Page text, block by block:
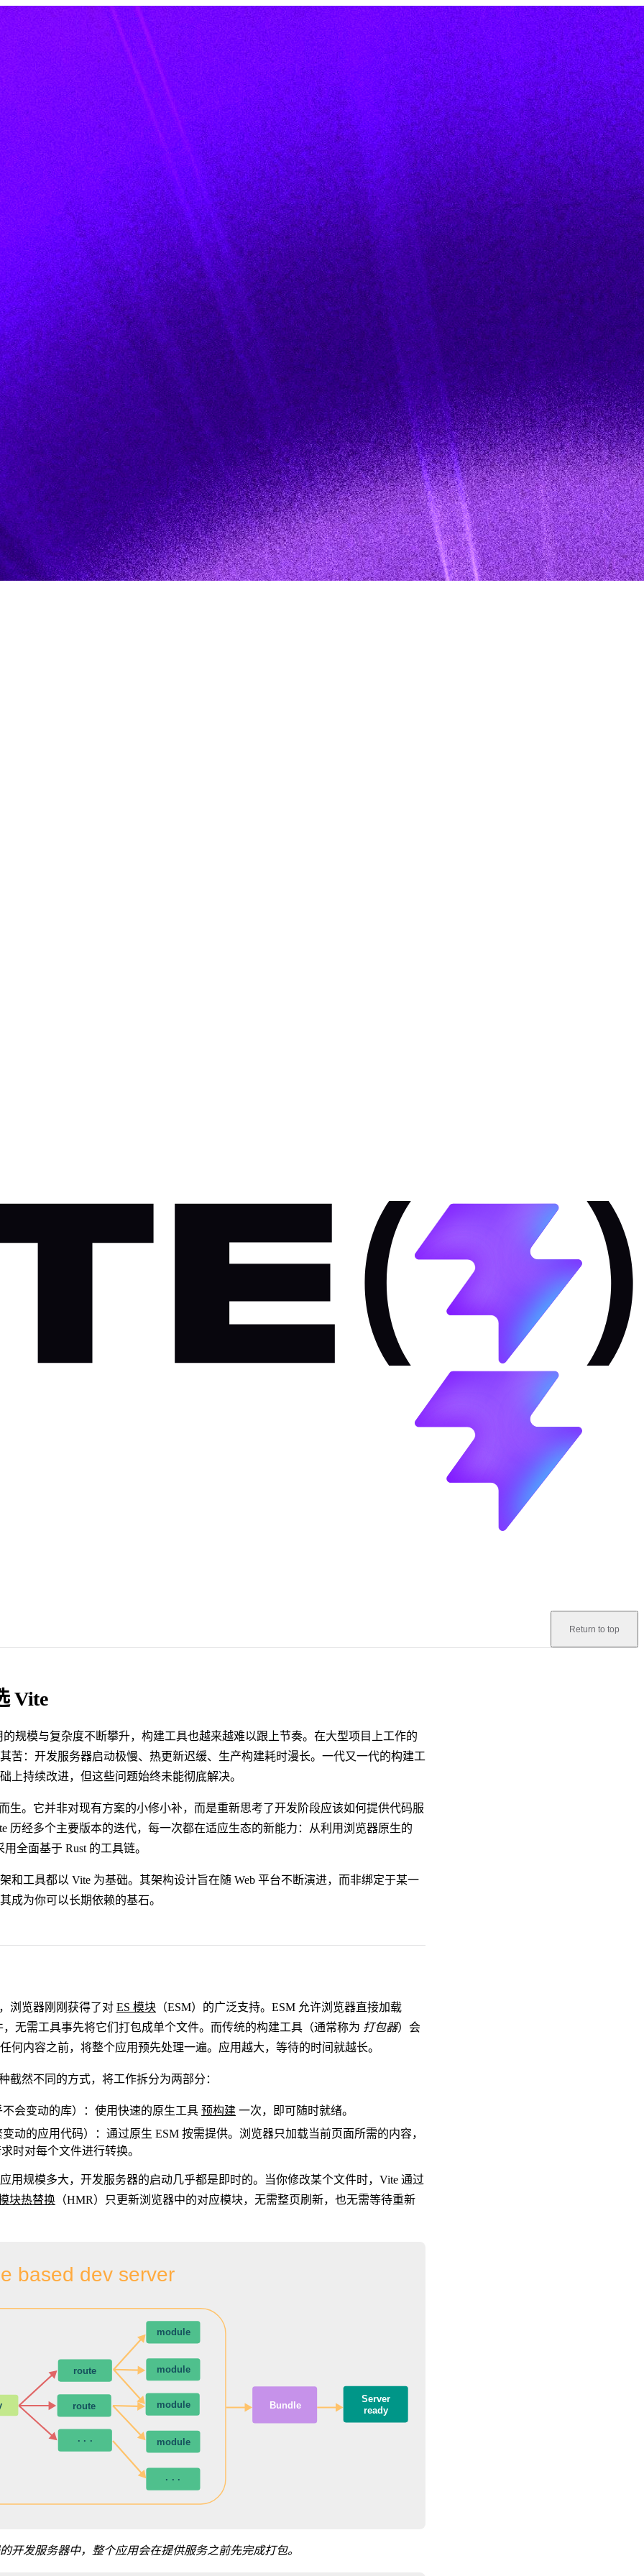
Return to top
Vite
的规模与复杂度不断攀升，构建工具也越来越难以跟上节奏。在大型项目上工作的
苦：开发服务器启动极慢、热更新迟缓、生产构建耗时漫长。一代又一代的构建工
上持续改进，但这些问题始终未能彻底解决。
生。它并非对现有方案的小修小补，而是重新思考了开发阶段应该如何提供代码服
历经多个主要版本的迭代，每一次都在适应生态的新能力：从利用浏览器原生的
全面基于 Rust 的工具链。
和工具都以 Vite 为基础。其架构设计旨在随 Web 平台不断演进，而非绑定于某一
成为你可以长期依赖的基石。
浏览器刚刚获得了对 ES 模块 （ESM）的广泛支持。ESM 允许浏览器直接加载
，无需工具事先将它们打包成单个文件。而传统的构建工具（通常称为 打包器）会
何内容之前，将整个应用预先处理一遍。应用越大，等待的时间就越长。
截然不同的方式，将工作拆分为两部分：
不会变动的库）：使用快速的原生工具 预构建 一次，即可随时就绪。
动的应用代码）：通过原生 ESM 按需提供。浏览器只加载当前页面所需的内容，
时对每个文件进行转换。
用规模多大，开发服务器的启动几乎都是即时的。当你修改某个文件时，Vite 通过
块热替换 （HMR）只更新浏览器中的对应模块，无需整页刷新，也无需等待重新
based dev server
···
route
route
module
module
module
module
···
Bundle
Server
ready
开发服务器中，整个应用会在提供服务之前先完成打包。